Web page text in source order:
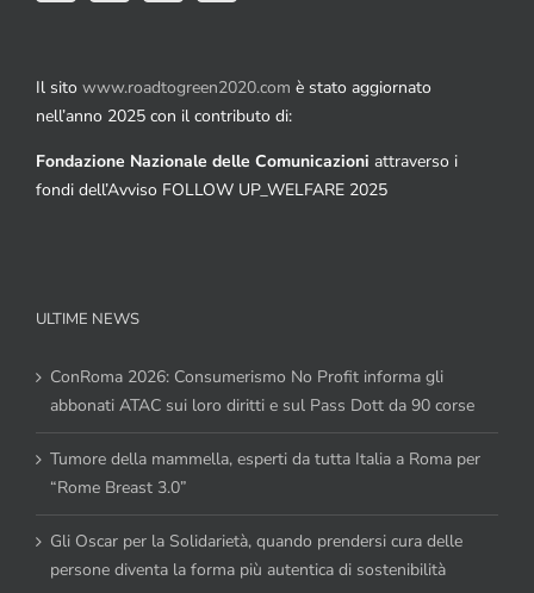
Il sito www.roadtogreen2020.com è stato aggiornato
nell’anno 2025 con il contributo di:
Fondazione Nazionale delle Comunicazioni attraverso i
fondi dell’Avviso FOLLOW UP_WELFARE 2025
ULTIME NEWS
ConRoma 2026: Consumerismo No Profit informa gli
abbonati ATAC sui loro diritti e sul Pass Dott da 90 corse
Tumore della mammella, esperti da tutta Italia a Roma per
“Rome Breast 3.0”
Gli Oscar per la Solidarietà, quando prendersi cura delle
persone diventa la forma più autentica di sostenibilità